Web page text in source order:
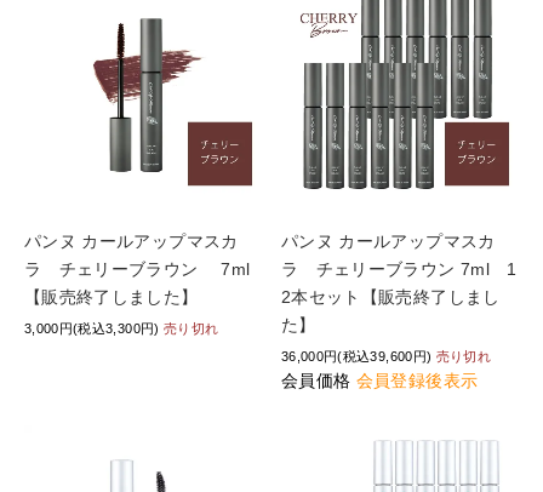
パンヌ カールアップマスカ
ラ チェリーブラウン 7ml
【販売終了しました】
3,000円(税込3,300円) 売り切れ
パンヌ カールアップマスカ
ラ チェリーブラウン 7ml 1
2本セット【販売終了しまし
た】
36,000円(税込39,600円) 売り切れ
会員価格 会員登録後表示